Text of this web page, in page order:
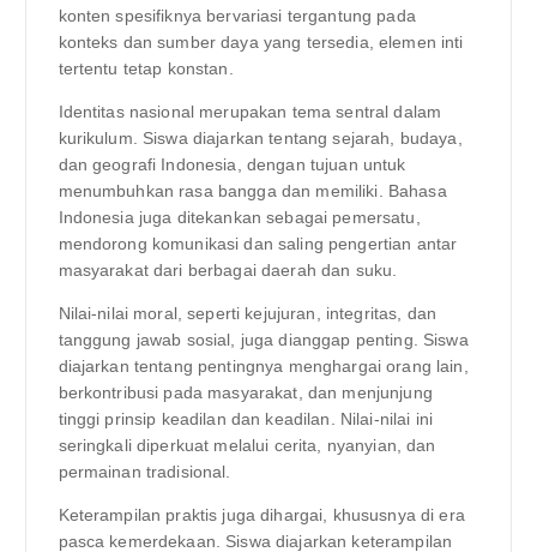
konten spesifiknya bervariasi tergantung pada
konteks dan sumber daya yang tersedia, elemen inti
tertentu tetap konstan.
Identitas nasional merupakan tema sentral dalam
kurikulum. Siswa diajarkan tentang sejarah, budaya,
dan geografi Indonesia, dengan tujuan untuk
menumbuhkan rasa bangga dan memiliki. Bahasa
Indonesia juga ditekankan sebagai pemersatu,
mendorong komunikasi dan saling pengertian antar
masyarakat dari berbagai daerah dan suku.
Nilai-nilai moral, seperti kejujuran, integritas, dan
tanggung jawab sosial, juga dianggap penting. Siswa
diajarkan tentang pentingnya menghargai orang lain,
berkontribusi pada masyarakat, dan menjunjung
tinggi prinsip keadilan dan keadilan. Nilai-nilai ini
seringkali diperkuat melalui cerita, nyanyian, dan
permainan tradisional.
Keterampilan praktis juga dihargai, khususnya di era
pasca kemerdekaan. Siswa diajarkan keterampilan